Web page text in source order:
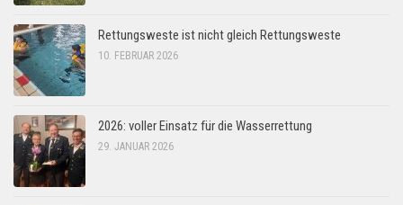
Rettungsweste ist nicht gleich Rettungsweste
10. FEBRUAR 2026
2026: voller Einsatz für die Wasserrettung
29. JANUAR 2026